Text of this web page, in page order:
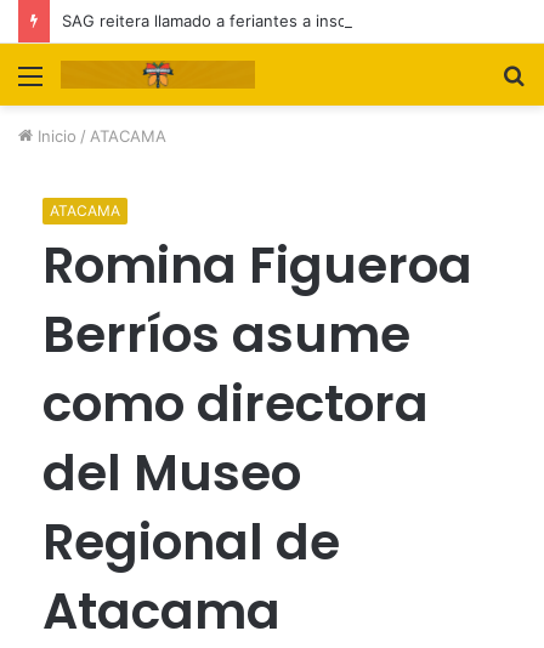
Menú
Inicio / ATACAMA
ATACAMA
Romina Figueroa
Berríos asume
como directora
del Museo
Regional de
Atacama